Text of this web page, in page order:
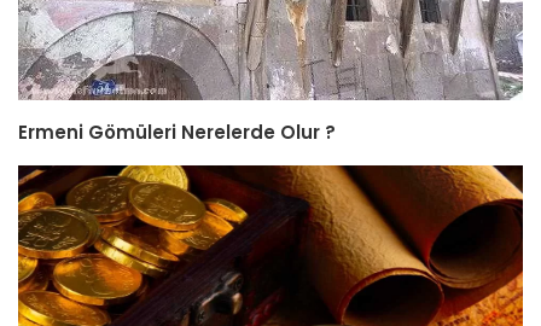
Ermeni Gömüleri Nerelerde Olur ?